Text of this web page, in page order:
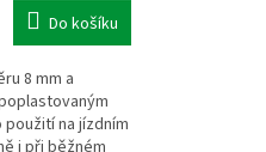
Do košíku
8 mm a
na jízdním
i při běžném